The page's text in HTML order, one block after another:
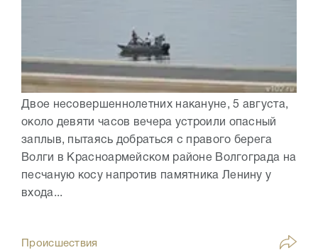
Двое несовершеннолетних накануне, 5 августа,
около девяти часов вечера устроили опасный
заплыв, пытаясь добраться с правого берега
Волги в Красноармейском районе Волгограда на
песчаную косу напротив памятника Ленину у
входа...
Происшествия